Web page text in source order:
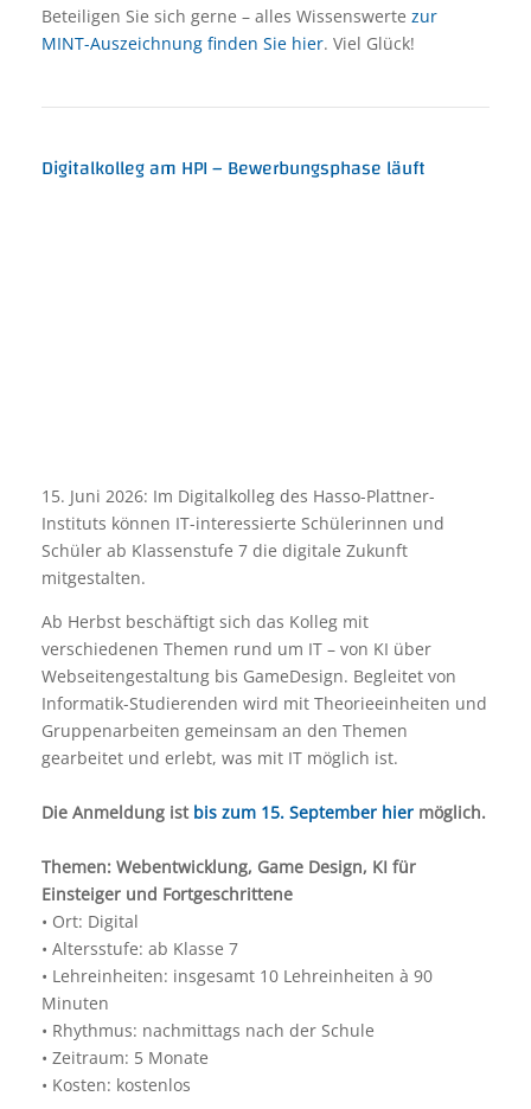
Beteiligen Sie sich gerne – alles Wissenswerte zur
MINT-Auszeichnung finden Sie hier. Viel Glück!
Digitalkolleg am HPI – Bewerbungsphase läuft
15. Juni 2026: Im Digitalkolleg des Hasso-Plattner-
Instituts können IT-interessierte Schülerinnen und
Schüler ab Klassenstufe 7 die digitale Zukunft
mitgestalten.
Ab Herbst beschäftigt sich das Kolleg mit
verschiedenen Themen rund um IT – von KI über
Webseitengestaltung bis GameDesign. Begleitet von
Informatik-Studierenden wird mit Theorieeinheiten und
Gruppenarbeiten gemeinsam an den Themen
gearbeitet und erlebt, was mit IT möglich ist.
Die Anmeldung ist bis zum 15. September hier möglich.
Themen: Webentwicklung, Game Design, KI für
Einsteiger und Fortgeschrittene
• Ort: Digital
• Altersstufe: ab Klasse 7
• Lehreinheiten: insgesamt 10 Lehreinheiten à 90
Minuten
• Rhythmus: nachmittags nach der Schule
• Zeitraum: 5 Monate
• Kosten: kostenlos